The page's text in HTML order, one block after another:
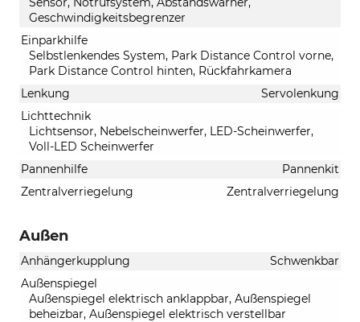
Geschwindigkeitsbegrenzer
Einparkhilfe
Selbstlenkendes System, Park Distance Control vorne,
Park Distance Control hinten, Rückfahrkamera
Lenkung
Servolenkung
Lichttechnik
Lichtsensor, Nebelscheinwerfer, LED-Scheinwerfer,
Voll-LED Scheinwerfer
Pannenhilfe
Pannenkit
Zentralverriegelung
Zentralverriegelung
Außen
Anhängerkupplung
Schwenkbar
Außenspiegel
Außenspiegel elektrisch anklappbar, Außenspiegel
beheizbar, Außenspiegel elektrisch verstellbar